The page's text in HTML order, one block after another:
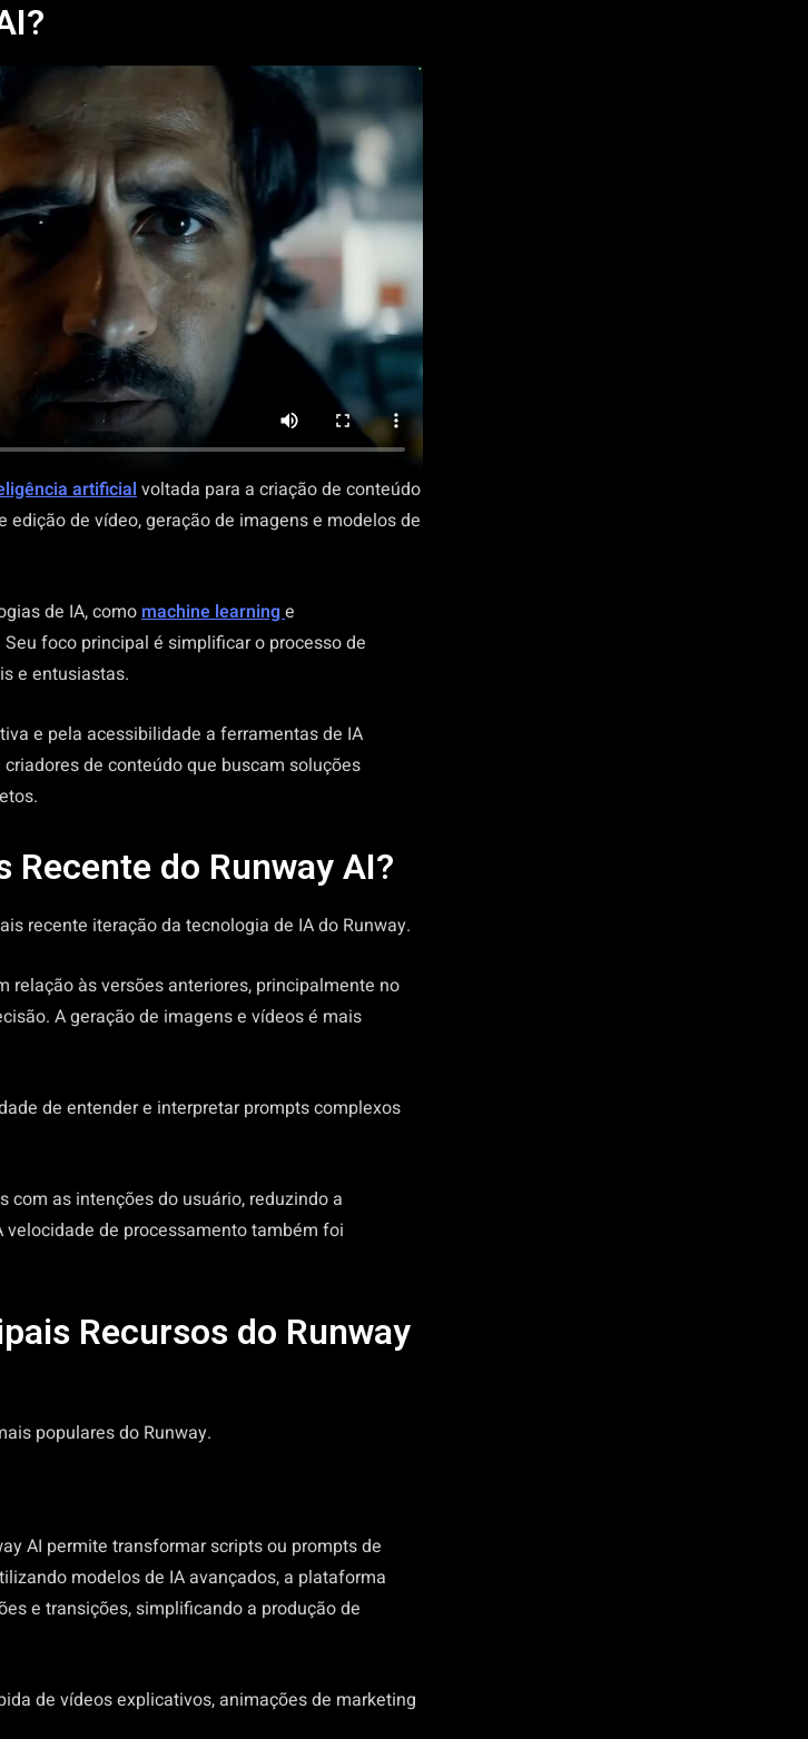
artificial voltada para a criação de conteúdo
de vídeo, geração de imagens e modelos de
de IA, como machine learninge
Seu foco principal é simplificar o processo de
e entusiastas.
e pela acessibilidade a ferramentas de IA
de conteúdo que buscam soluções
Recente do Runway AI?
recente iteração da tecnologia de IA do Runway.
relação às versões anteriores, principalmente no
A geração de imagens e vídeos é mais
de entender e interpretar prompts complexos
as intenções do usuário, reduzindo a
de processamento também foi
Recursos do Runway
populares do Runway.
AI permite transformar scripts ou prompts de
modelos de IA avançados, a plataforma
e transições, simplificando a produção de
de vídeos explicativos, animações de marketing